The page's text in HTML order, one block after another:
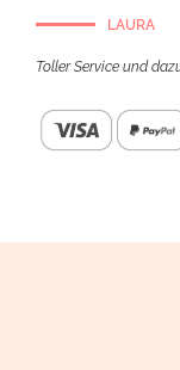
LAURA
Toller Service und